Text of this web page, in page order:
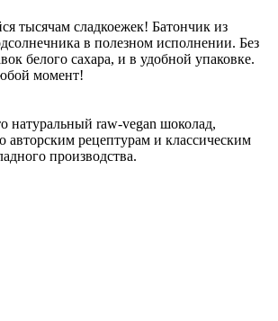
тысячам сладкоежек! Батончик из
в полезном исполнении. Без
белого сахара, и в удобной упаковке.
момент!
натуральный raw-vegan шоколад,
авторским рецептурам и классическим
производства.